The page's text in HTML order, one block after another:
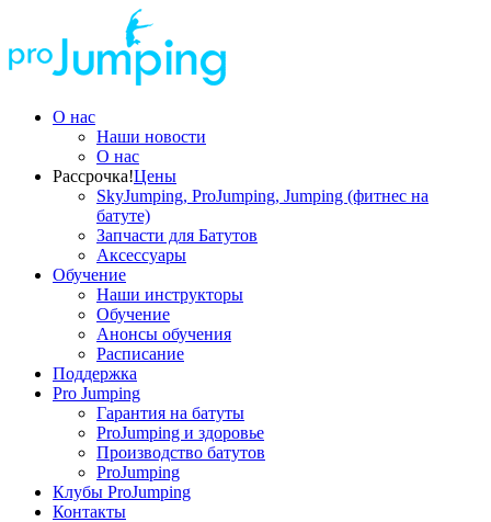
О нас
Наши новости
О нас
Рассрочка!Цены
SkyJumping, ProJumping, Jumping (фитнес на
батуте)
Запчасти для Батутов
Аксессуары
Обучение
Наши инструкторы
Обучение
Анонсы обучения
Расписание
Поддержка
Pro Jumping
Гарантия на батуты
ProJumping и здоровье
Производство батутов
ProJumping
Клубы ProJumping
Контакты